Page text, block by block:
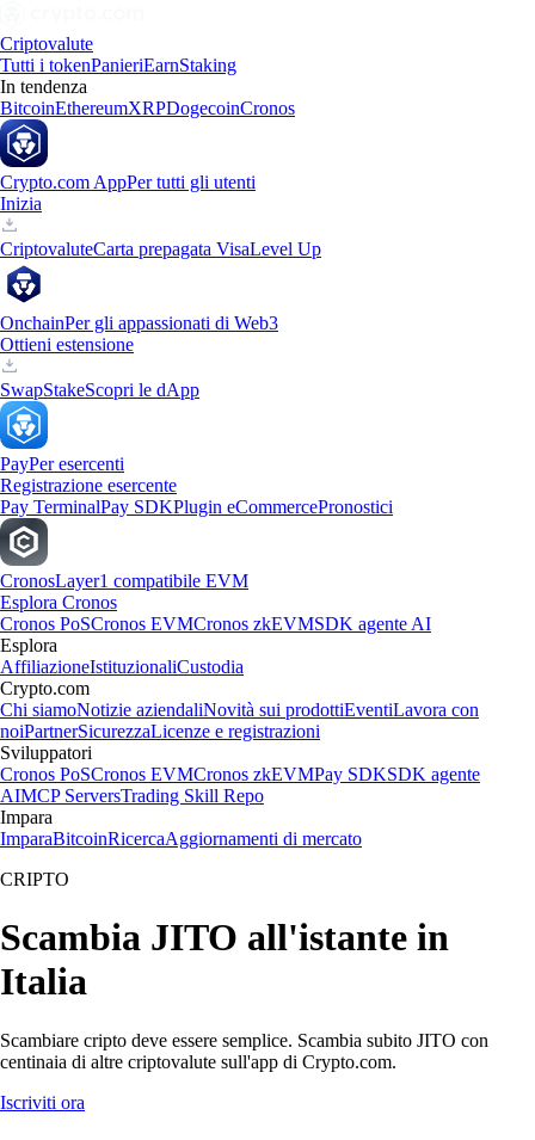
Criptovalute
Tutti i tokenPanieriEarnStaking
In tendenza
BitcoinEthereumXRPDogecoinCronos
Crypto.com AppPer tutti gli utenti
Inizia
CriptovaluteCarta prepagata VisaLevel Up
OnchainPer gli appassionati di Web3
Ottieni estensione
SwapStakeScopri le dApp
PayPer esercenti
Registrazione esercente
Pay TerminalPay SDKPlugin eCommercePronostici
CronosLayer1 compatibile EVM
Esplora Cronos
Cronos PoSCronos EVMCronos zkEVMSDK agente AI
Esplora
AffiliazioneIstituzionaliCustodia
Crypto.com
Chi siamoNotizie aziendaliNovità sui prodottiEventiLavora con
noiPartnerSicurezzaLicenze e registrazioni
Sviluppatori
Cronos PoSCronos EVMCronos zkEVMPay SDKSDK agente
AIMCP ServersTrading Skill Repo
Impara
ImparaBitcoinRicercaAggiornamenti di mercato
CRIPTO
Scambia JITO all'istante in
Italia
Scambiare cripto deve essere semplice. Scambia subito JITO con
centinaia di altre criptovalute sull'app di Crypto.com.
Iscriviti ora